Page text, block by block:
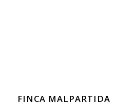
FINCA MALPARTIDA